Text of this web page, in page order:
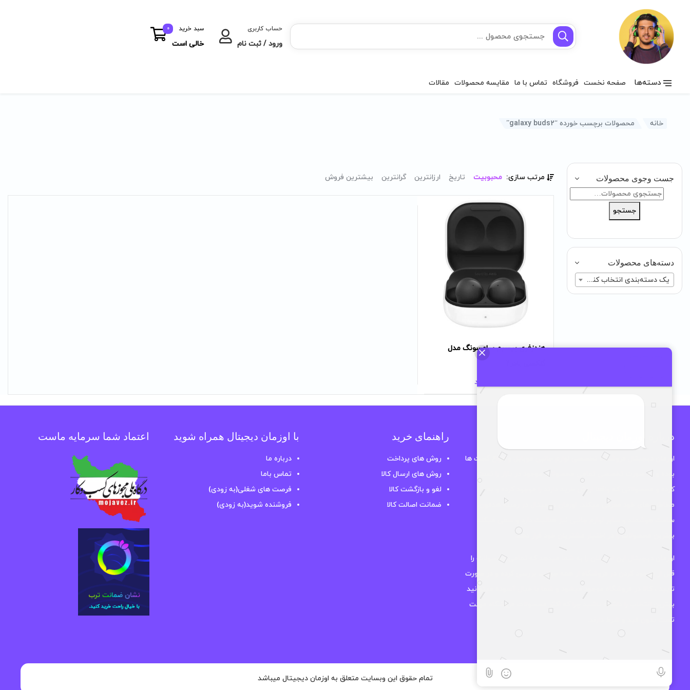
حساب کاربری
ورود / ثبت نام
سبد خرید
خالی است
0
دسته‌ها صفحه نخست فروشگاه تماس با ما مقایسه محصولات مقالات
خانه محصولات برچسب خورده “galaxy buds2”
جست وجوی محصولات
جستجو
جستجو
دسته‌های محصولات
یک دسته‌بندی انتخاب کنید
مرتب سازی: محبوبیت تاریخ ارزانترین گرانترین بیشترین فروش
هندزفری بیسیم سامسونگ مدل
ناموجود
درباره اوزمان دیجیتال
اوزمان دیجیتال فروشگاه تخصصی لوازم جانبی موبایل و انواع گجت ها
بوده و به صورت تخصصی تمامی محصولات موجود در بازار را تست
کرده و محصولاتی که واقعا ارزش خرید دارند را موجود کرده و به
مخاطب های خود معرفی میکند. اوزمان دیجیتال در زمینه هدفون،
ساعت هوشمند و سایر لوازم جانبی نیز فعالیت دارد و سعی میکند
بهترین محصولات را در اختیار مشتریان خود قرار دهد.
اوزمان دیجیتال این اطمینان را به شما میدهد که تمامی محصولات را
قبل از موجود کردن در فروشگاه از همه جوانب بررسی کرده و در صورت
تایید ، کالا در فروشگاه موجود میشود و شما با خیال آسوده میتوانید
بهترین انتخاب را داشته باشید چرا که اکثر محصولات فروشگاه مهلت
تست بدون قید و شرط دارند.
راهنمای خرید
روش های پرداخت
روش های ارسال کالا
لغو و بازگشت کالا
ضمانت اصالت کالا
با اوزمان دیجیتال همراه شوید
درباره ما
تماس باما
فرصت های شغلی(به زودی)
فروشنده شوید(به زودی)
اعتماد شما سرمایه ماست
تمام حقوق این وبسایت متعلق به اوزمان دیجیتال میباشد